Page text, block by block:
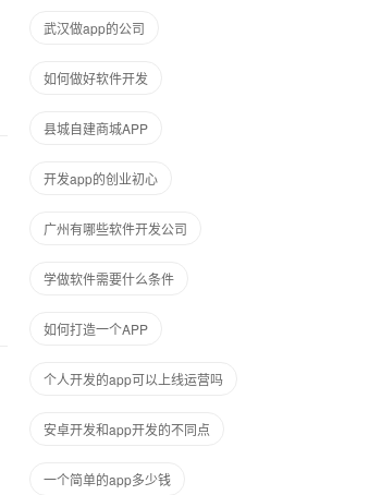
武汉做app的公司
如何做好软件开发
县城自建商城APP
开发app的创业初心
广州有哪些软件开发公司
学做软件需要什么条件
如何打造一个APP
个人开发的app可以上线运营吗
安卓开发和app开发的不同点
一个简单的app多少钱